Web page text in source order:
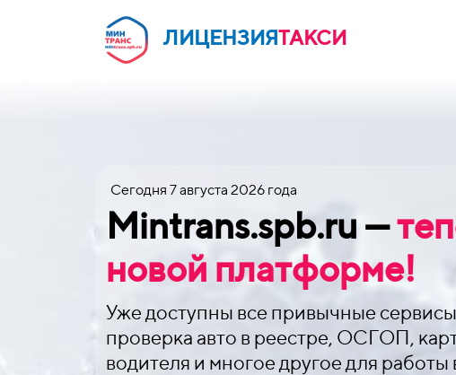
ЛИЦЕНЗИЯТАКСИ
Сегодня 7 августа 2026 года
Mintrans.spb.ru —
новой платформе!
Уже доступны все привычные
проверка авто в реестре, ОСГОП,
водителя и многое другое для